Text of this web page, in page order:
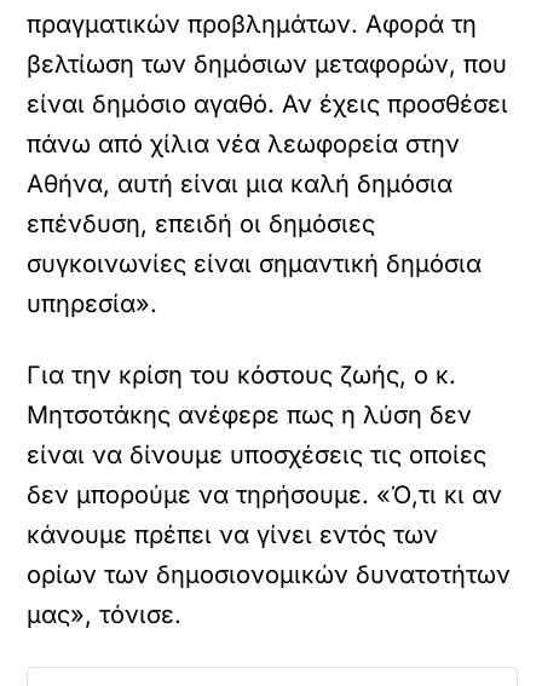
πραγματικών προβλημάτων. Αφορά τη
βελτίωση των δημόσιων μεταφορών, που
είναι δημόσιο αγαθό. Αν έχεις προσθέσει
πάνω από χίλια νέα λεωφορεία στην
Αθήνα, αυτή είναι μια καλή δημόσια
επένδυση, επειδή οι δημόσιες
συγκοινωνίες είναι σημαντική δημόσια
υπηρεσία».
Για την κρίση του κόστους ζωής, ο κ.
Μητσοτάκης ανέφερε πως η λύση δεν
είναι να δίνουμε υποσχέσεις τις οποίες
δεν μπορούμε να τηρήσουμε. «Ό,τι κι αν
κάνουμε πρέπει να γίνει εντός των
ορίων των δημοσιονομικών δυνατοτήτων
μας», τόνισε.